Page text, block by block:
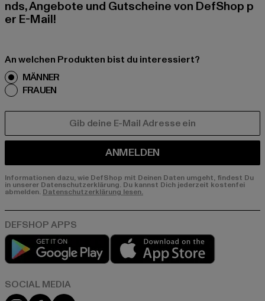
nds, Angebote und Gutscheine von DefShop p
er E-Mail!
An welchen Produkten bist du interessiert?
MÄNNER
FRAUEN
ANMELDEN
Informationen dazu, wie DefShop mit Deinen Daten umgeht, findest Du
in unserer Datenschutzerklärung. Du kannst Dich jederzeit kostenfei
abmelden. Datenschutzerklärung lesen.
Play market